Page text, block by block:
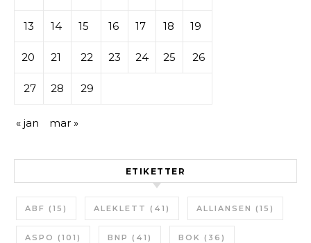
13 14 15 16 17 18 19
20 21 22 23 24 25 26
27 28 29
« jan mar »
ETIKETTER
ABF (15) ALEKLETT (41) ALLIANSEN (15)
ASPO (101) BNP (41) BOK (36)